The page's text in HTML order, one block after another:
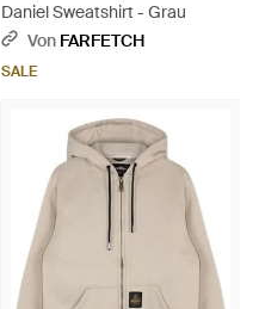
Daniel Sweatshirt - Grau
Von FARFETCH
SALE